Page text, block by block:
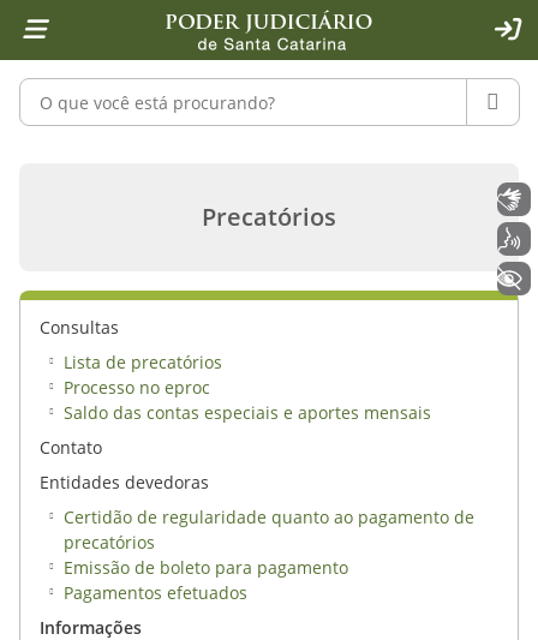
1 Ir para o conteúdo
2 Ir para a ferramenta de acessibilidade - Rybená
4 Ir para o menu principal
5 Ir para a pesquisa
6 Ir para o rodapé
7 Ir para a página inicial
Pesquisar no portal
Prioridades - Poder Judiciário de
Precatórios
Consultas
Lista de precatórios
Processo no eproc
Saldo das contas especiais e aportes mensais
Contato
Entidades devedoras
Certidão de regularidade quanto ao pagamento de
precatórios
Emissão de boleto para pagamento
Pagamentos efetuados
Informações